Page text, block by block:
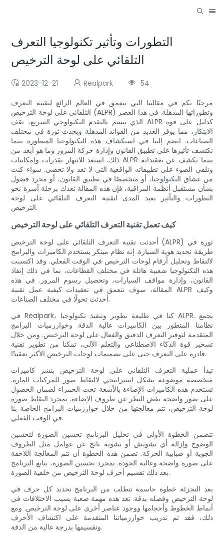
التطورات وتأثير تكنولوجيا التعرف
التلقائي على لوحة الترخيص
2023-12-21 Realpark
54
مرحبًا بكم في مقالتنا التي تتعمق في العالم الرائع لتقنية التعرف
التلقائي على لوحة الترخيص (ALPR) وتطوراتها المذهلة. في هذا العصر
الذي يتسم بالتقدم التكنولوجي السريع، يقف ALPR كدليل على قوة
الابتكار، مما يوفر العديد من الفوائد المذهلة ويحدث ثورة في مختلف
الصناعات. انضم إلينا في استكشاف هذه التكنولوجيا المتطورة بينما
نكتشف تأثيرها على تطبيق القانون وإدارة حركة المرور وما هو أبعد من
ذلك. استعد للانبهار بقدرات وإمكانيات ALPR بينما نكشف عن تعقيداته
ونلقي الضوء على تطبيقاته الواقعية التي لا تعد ولا تحصى. سواء كنت
من عشاق التكنولوجيا، أو متخصصًا في تطبيق القانون، أو مجرد فضول
بشأن مستقبل أنظمة المراقبة، فإن هذه المقالة تعدك برحلة آسرة نحو
التطورات والتأثير بعيد المدى لتقنية التعرف التلقائي على لوحة
الترخيص.
كيف تعمل تقنية التعرف التلقائي على لوحة الترخيص
أحدثت تقنية التعرف التلقائي على لوحة الترخيص (ALPR) ثورة في
طريقة تحديد هوية السيارة. إنه نظام مبتكر يستخدم الكاميرات والبرامج
لالتقاط وتحليل أرقام لوحات الترخيص في الوقت الفعلي. وقد اكتسبت
هذه التكنولوجيا شعبية هائلة في مختلف القطاعات، بما في ذلك إنفاذ
القانون، وإدارة مواقف السيارات، وتحصيل رسوم المرور. في هذه
المقالة، سوف نتعمق في تعقيدات كيفية عمل تقنية ALPR وكيف
أحدثت تحولًا في مختلف الصناعات.
في Realpark، كنا في طليعة تطوير وتنفيذ تكنولوجيا ALPR. يجمع
نظامنا المتطور بين الكاميرات عالية الدقة وخوارزميات البرامج
المتقدمة لتوفير التعرف الدقيق والفعال على لوحة الترخيص. ومن خلال
تسخير قوة الذكاء الاصطناعي والتعلم الآلي، تمكنا من تطوير تقنية
قادرة على التعرف حتى على تصميمات لوحات الترخيص الأكثر تعقيدًا.
تبدأ عملية التعرف التلقائي على لوحة الترخيص بنشر كاميرات
متخصصة موضوعة بشكل استراتيجي لالتقاط صور للمركبات المارة.
تستخدم هذه الكاميرات الإضاءة بالأشعة تحت الحمراء لضمان الحصول
على صور واضحة بغض النظر عن ظروف الإضاءة. بمجرد التقاط صورة
لوحة الترخيص، تتم معالجتها من خلال خوارزميات البرامج الخاصة بنا
في الوقت الفعلي.
تتضمن الخطوة الأولى في تحليل البرنامج تحسين الصورة لتحسين
الوضوح وإزالة أي تشويش أو تشويه ناتج عن عوامل مثل الظروف
الجوية أو ضبابية الحركة. تضمن هذه الخطوة أن تتم المعالجة اللاحقة
على صورة واضحة وعالية الجودة. بمجرد تحسين الصورة، يتابع البرنامج
بعد ذلك تقسيم أحرف لوحة الترخيص من خلفية الصورة.
يعد التجزئة خطوة حاسمة تتطلب من البرنامج تحديد كل حرف في
لوحة الترخيص وفصله بدقة. تعد هذه مهمة صعبة بسبب الاختلافات في
أنماط الخطوط وأحجامها ووجود عناصر أخرى على لوحة الترخيص. ومع
ذلك، فقد تم تدريب خوارزمياتنا المتقدمة على اكتشاف الأحرف
وتقسيمها بدرجة عالية من الدقة.